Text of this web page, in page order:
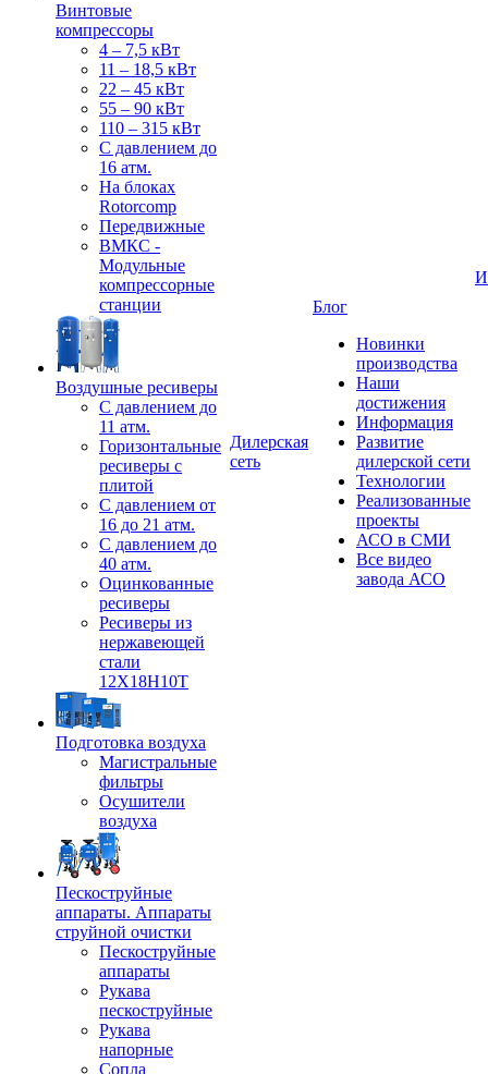
Винтовые
компрессоры
4 – 7,5 кВт
11 – 18,5 кВт
22 – 45 кВт
55 – 90 кВт
110 – 315 кВт
С давлением до
16 атм.
На блоках
Rotorcomp
Передвижные
ВМКС -
Модульные
компрессорные
станции
Воздушные ресиверы
С давлением до
11 атм.
Горизонтальные
ресиверы с
плитой
С давлением от
16 до 21 атм.
С давлением до
40 атм.
Оцинкованные
ресиверы
Ресиверы из
нержавеющей
стали
12Х18Н10Т
Подготовка воздуха
Магистральные
фильтры
Осушители
воздуха
Пескоструйные
аппараты. Аппараты
струйной очистки
Пескоструйные
аппараты
Рукава
пескоструйные
Рукава
напорные
Сопла
Дилерская
сеть
Блог
Новинки
производства
Наши
достижения
Информация
Развитие
дилерской сети
Технологии
Реализованные
проекты
АСО в СМИ
Все видео
завода АСО